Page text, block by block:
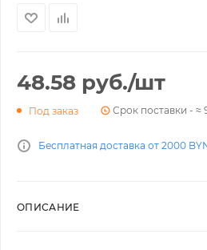
48.58 руб./шт
Под заказ Срок поставки - ≈
Бесплатная доставка от 2000
ОПИСАНИЕ